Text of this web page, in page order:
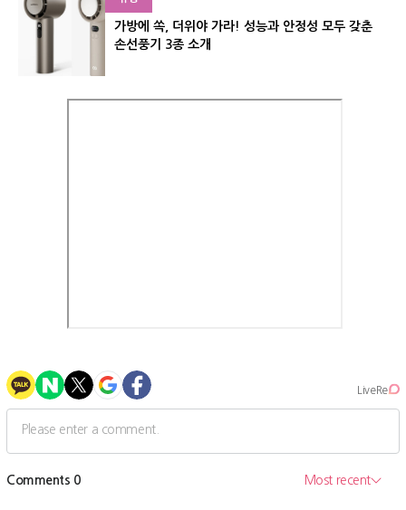
가방에 쏙, 더위야 가라! 성능과 안정성 모두 갖춘
손선풍기 3종 소개